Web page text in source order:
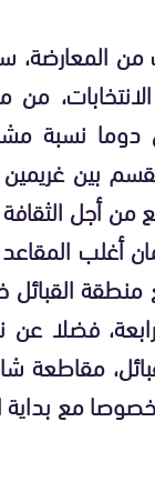
المعارضة،
دوما نسبة
بين
أجل الثقافة
أغلب المقاعد
القبائل
بعهدة رابعة،
مقاطعة
خصوصا مع